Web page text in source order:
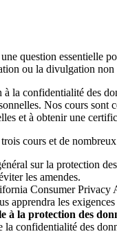
question essentielle
ou la divulgation non
la confidentialité des
Nos cours
et à obtenir une
cours et de
sur la protection
les amendes.
Consumer Privacy
apprendra les
à la protection des
la confidentialité des